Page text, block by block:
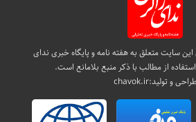
سایت متعلق به هفته نامه و پایگاه خبری ندای
از مطالب با ذکر منبع بلامانع است.
و تولید:chavok.ir